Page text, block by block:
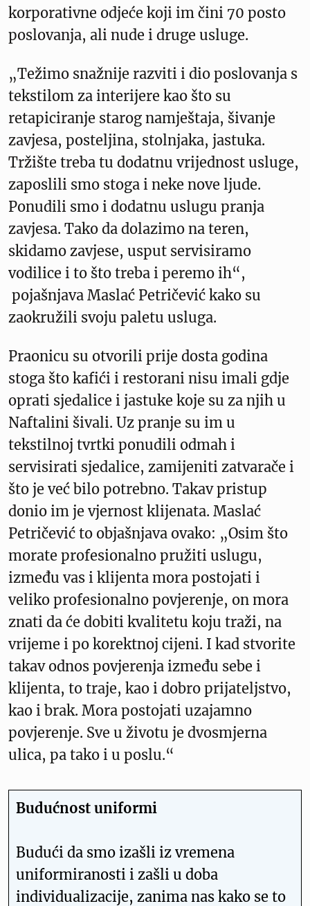
korporativne odjeće koji im čini 70 posto
poslovanja, ali nude i druge usluge.
„Težimo snažnije razviti i dio poslovanja s
tekstilom za interijere kao što su
retapiciranje starog namještaja, šivanje
zavjesa, posteljina, stolnjaka, jastuka.
Tržište treba tu dodatnu vrijednost usluge,
zaposlili smo stoga i neke nove ljude.
Ponudili smo i dodatnu uslugu pranja
zavjesa. Tako da dolazimo na teren,
skidamo zavjese, usput servisiramo
vodilice i to što treba i peremo ih“,
pojašnjava Maslać Petričević kako su
zaokružili svoju paletu usluga.
Praonicu su otvorili prije dosta godina
stoga što kafići i restorani nisu imali gdje
oprati sjedalice i jastuke koje su za njih u
Naftalini šivali. Uz pranje su im u
tekstilnoj tvrtki ponudili odmah i
servisirati sjedalice, zamijeniti zatvarače i
što je već bilo potrebno. Takav pristup
donio im je vjernost klijenata. Maslać
Petričević to objašnjava ovako: „Osim što
morate profesionalno pružiti uslugu,
između vas i klijenta mora postojati i
veliko profesionalno povjerenje, on mora
znati da će dobiti kvalitetu koju traži, na
vrijeme i po korektnoj cijeni. I kad stvorite
takav odnos povjerenja između sebe i
klijenta, to traje, kao i dobro prijateljstvo,
kao i brak. Mora postojati uzajamno
povjerenje. Sve u životu je dvosmjerna
ulica, pa tako i u poslu.“
Budućnost uniformi
Budući da smo izašli iz vremena
uniformiranosti i zašli u doba
individualizacije, zanima nas kako se to